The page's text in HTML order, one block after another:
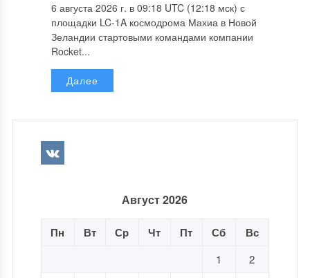
6 августа 2026 г. в 09:18 UTC (12:18 мск) с
площадки LC-1A космодрома Махиа в Новой
Зеландии стартовыми командами компании
Rocket...
Далее
Август 2026
Пн Вт Ср Чт Пт Сб Вс
1
2